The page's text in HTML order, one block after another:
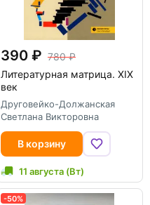
390
780
Литературная матрица. ХIХ
век
Друговейко-Должанская
Светлана Викторовна
В корзину
11 августа (Вт)
-50%